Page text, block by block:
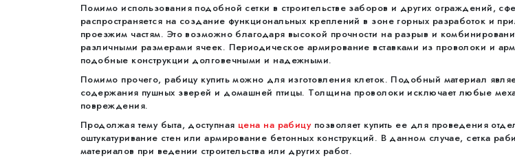
Помимо использования подобной сетки в строительстве заборов и других ограждений,
распространяется на создание функциональных креплений в зоне горных разработок и
проезжим частям. Это возможно благодаря высокой прочности на разрыв и
различными размерами ячеек. Периодическое армирование вставками из проволоки и
подобные конструкции долговечными и надежными.
Помимо прочего, рабицу купить можно для изготовления клеток. Подобный материал
содержания пушных зверей и домашней птицы. Толщина проволоки исключает любые
повреждения.
Продолжая тему быта, доступная цена на рабицупозволяет купить ее для проведения
оштукатуривание стен или армирование бетонных конструкций. В данном случае, сетка
материалов при ведении строительства или других работ.